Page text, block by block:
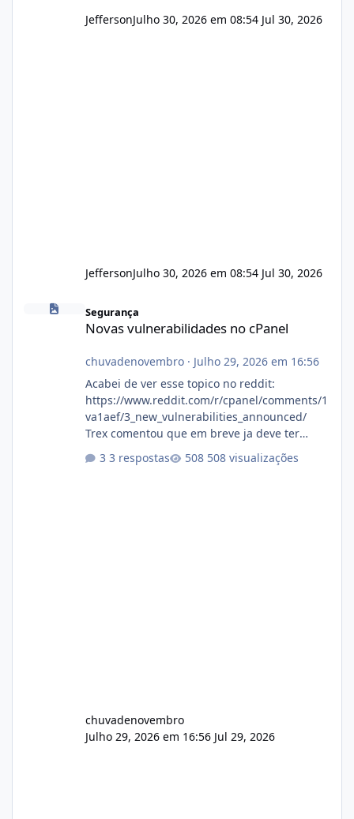
JeffersonJulho 30, 2026 em 08:54 Jul 30, 2026
JeffersonJulho 30, 2026 em 08:54 Jul 30, 2026
Segurança
Novas vulnerabilidades no cPanel
chuvadenovembro· Julho 29, 2026 em 16:56
Acabei de ver esse topico no reddit:
https://www.reddit.com/r/cpanel/comments/1
va1aef/3_new_vulnerabilities_announced/
Trex comentou que em breve ja deve ter
3 respostas 508 visualizações
chuvadenovembro
Julho 29, 2026 em 16:56 Jul 29, 2026